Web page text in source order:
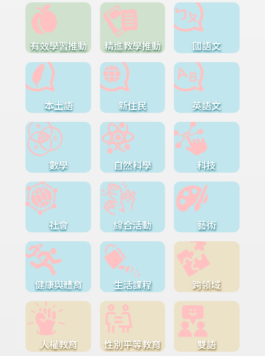
有效學習推動 精進教學推動 國語文
本土語 新住民 英語文
數學 自然科學 科技
社會 綜合活動 藝術
健康與體育 生活課程 跨領域
人權教育 性別平等教育 雙語